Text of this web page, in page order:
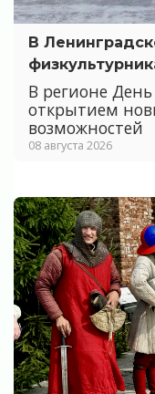
В
В регионе
открытием
возможностей
08 августа 2026